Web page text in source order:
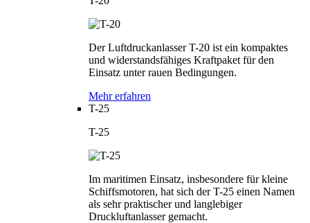
Der Luftdruckanlasser T-20 ist ein kompaktes
und widerstandsfähiges Kraftpaket für den
Einsatz unter rauen Bedingungen.
Mehr erfahren
T-25
T-25
Im maritimen Einsatz, insbesondere für kleine
Schiffsmotoren, hat sich der T-25 einen Namen
als sehr praktischer und langlebiger
Druckluftanlasser gemacht.